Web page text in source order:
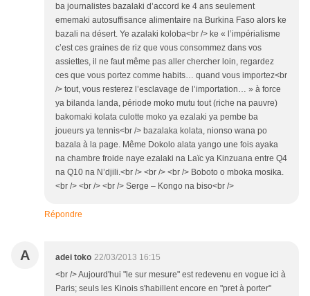
ba journalistes bazalaki d’accord ke 4 ans seulement
ememaki autosuffisance alimentaire na Burkina Faso alors ke
bazali na désert. Ye azalaki koloba<br /> ke « l’impérialisme
c’est ces graines de riz que vous consommez dans vos
assiettes, il ne faut même pas aller chercher loin, regardez
ces que vous portez comme habits… quand vous importez<br
/> tout, vous resterez l’esclavage de l’importation… » à force
ya bilanda landa, période moko mutu tout (riche na pauvre)
bakomaki kolata culotte moko ya ezalaki ya pembe ba
joueurs ya tennis<br /> bazalaka kolata, nionso wana po
bazala à la page. Même Dokolo alata yango une fois ayaka
na chambre froide naye ezalaki na Laïc ya Kinzuana entre Q4
na Q10 na N’djili.<br /> <br /> <br /> Boboto o mboka mosika.
<br /> <br /> <br /> Serge – Kongo na biso<br />
Répondre
A adei toko 22/03/2013 16:15
<br /> Aujourd'hui "le sur mesure" est redevenu en vogue ici à
Paris; seuls les Kinois s'habillent encore en "pret à porter"